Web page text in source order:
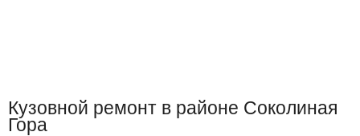
Кузовной ремонт в районе Соколиная
Гора